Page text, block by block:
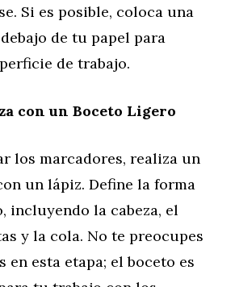
Si es posible, coloca una
de tu papel para
de trabajo.
con un Boceto Ligero
los marcadores, realiza un
un lápiz. Define la forma
incluyendo la cabeza, el
y la cola. No te preocupes
en esta etapa; el boceto es